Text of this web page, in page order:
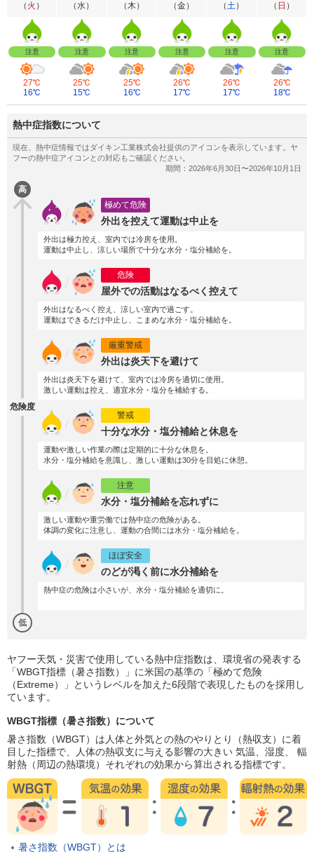
（ 火 ）
注意
27℃
16℃
（水）
注意
25℃
15℃
（木）
注意
25℃
16℃
（金）
注意
26℃
17℃
（土）
注意
26℃
17℃
（ 日 ）
注意
26℃
18℃
熱中症指数について
高
危険度
低
極めて危険
外出を控えて運動は中止を
外出は極力控え、室内では冷房を使用。
運動は中止し、涼しい場所で十分な水分・塩分補給を。
危険
屋外での活動はなるべく控えて
外出はなるべく控え、涼しい室内で過ごす。
運動はできるだけ中止し、こまめな水分・塩分補給を。
厳重警戒
外出は炎天下を避けて
外出は炎天下を避けて、室内では冷房を適切に使用。
激しい運動は控え、適宜水分・塩分を補給する。
警戒
十分な水分・塩分補給と休息を
運動や激しい作業の際は定期的に十分な休息を。
水分・塩分補給を意識し、激しい運動は30分を目処に休憩。
注意
水分・塩分補給を忘れずに
激しい運動や重労働では熱中症の危険がある。
体調の変化に注意し、運動の合間には水分・塩分補給を。
ほぼ安全
のどが渇く前に水分補給を
熱中症の危険は小さいが、水分・塩分補給を適切に。
ヤフー天気・災害で使用している熱中症指数は、環境省の発表する
「WBGT指標（暑さ指数）」に米国の基準の「極めて危険
（Extreme）」というレベルを加えた6段階で表現したものを採用し
ています。
WBGT指標（暑さ指数）について
暑さ指数（WBGT）は人体と外気との熱のやりとり（熱収支）に着
目した指標で、人体の熱収支に与える影響の大きい 気温、湿度、 輻
射熱（周辺の熱環境）それぞれの効果から算出される指標です。
暑さ指数（WBGT）とは